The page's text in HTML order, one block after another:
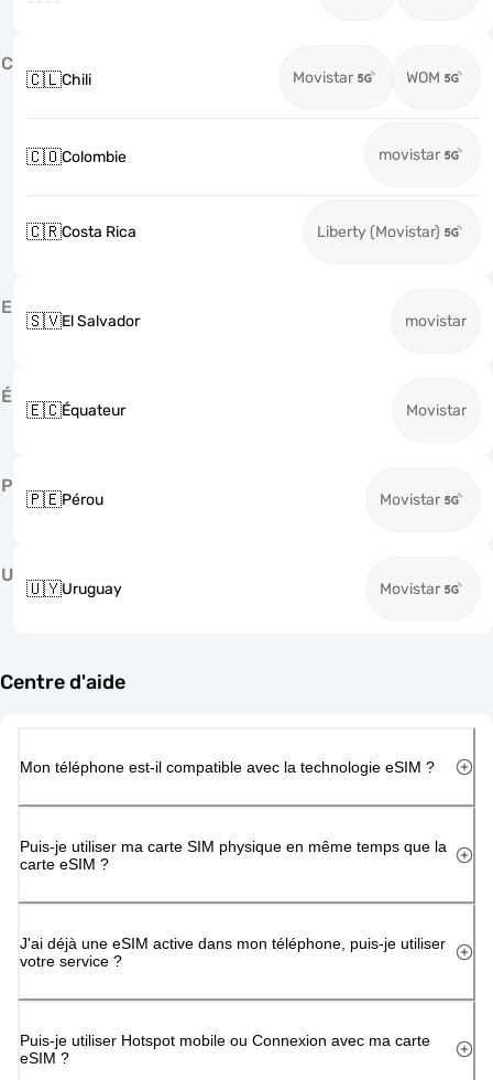
C
🇨🇱Chili Movistar WOM
🇨🇴Colombie movistar
🇨🇷Costa Rica Liberty (Movistar)
E
🇸🇻El Salvador movistar
É
🇪🇨Équateur Movistar
P
🇵🇪Pérou Movistar
U
🇺🇾Uruguay Movistar
Centre d'aide
Mon téléphone est-il compatible avec la technologie eSIM ?
Puis-je utiliser ma carte SIM physique en même temps que la
carte eSIM ?
J'ai déjà une eSIM active dans mon téléphone, puis-je utiliser
votre service ?
Puis-je utiliser Hotspot mobile ou Connexion avec ma carte
eSIM ?